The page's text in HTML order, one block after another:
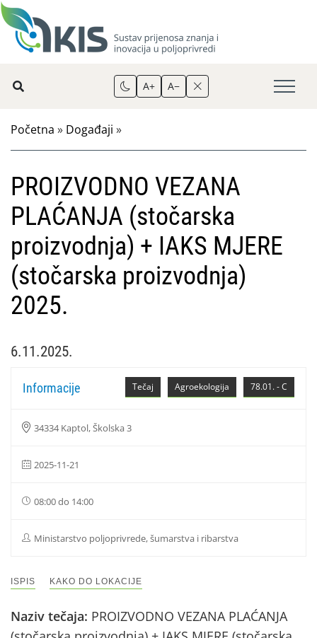
A+ A−
Početna » Događaji »
PROIZVODNO VEZANA
PLAĆANJA (stočarska
proizvodnja) + IAKS MJERE
(stočarska proizvodnja)
2025.
6.11.2025.
78.01. - C
Agroekologija
Tečaj
Informacije
34334 Kaptol, Školska 3
2025-11-21
08:00 do 14:00
Ministarstvo poljoprivrede, šumarstva i ribarstva
ISPIS KAKO DO LOKACIJE
Naziv tečaja: PROIZVODNO VEZANA PLAĆANJA